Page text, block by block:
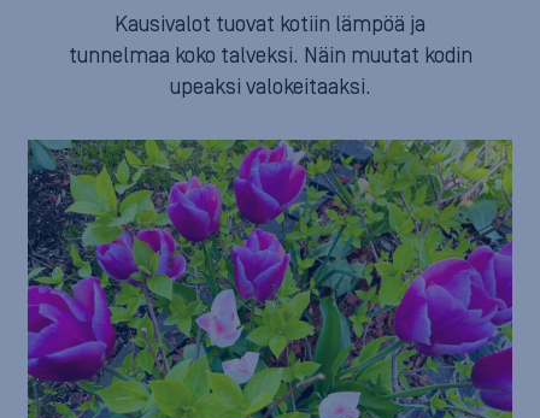
Kausivalot tuovat kotiin lämpöä ja
tunnelmaa koko talveksi. Näin muutat kodin
upeaksi valokeitaaksi.